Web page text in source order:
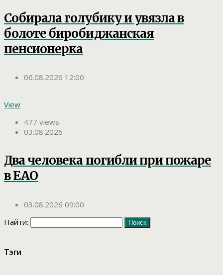
Собирала голубику и увязла в
болоте биробиджанская
пенсионерка
06.08.2026 12:00
View
477 views
03.08.2026
Два человека погибли при пожаре
в ЕАО
03.08.2026 09:00
Найти:
Тэги